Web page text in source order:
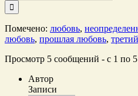
Помечено: любовь,
любовь, прошлая любовь,
Просмотр 5 сообщений - с 1 по 5
Автор
Записи